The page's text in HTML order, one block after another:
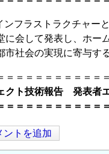
フラストラクチャー
に会して発表し、ホー
市社会の実現に寄与す
＝＝＝＝＝＝＝＝＝＝
クト技術報告 発表者エ
＝＝＝＝＝＝＝＝＝＝
ントを追加